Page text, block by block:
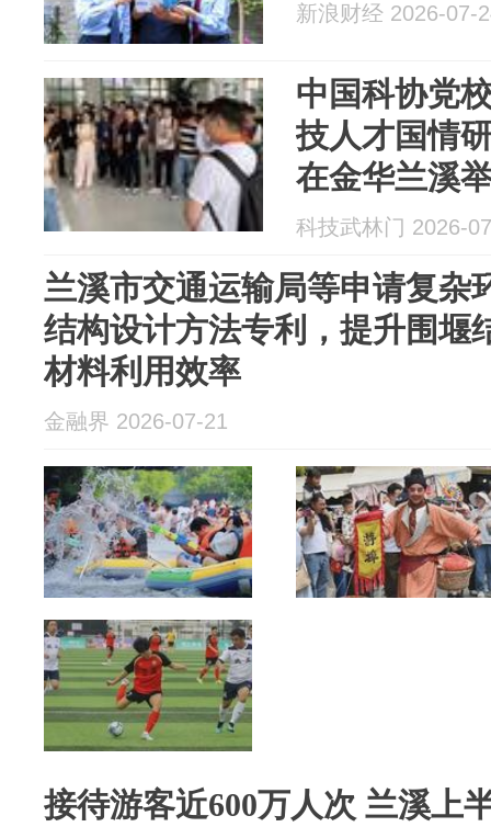
新浪财经 2026-07-
中国科协党
技人才国情
在金华兰溪
科技武林门 2026-
兰溪市交通运输局等申请复杂
结构设计方法专利，提升围堰
材料利用效率
金融界 2026-07-21
接待游客近600万人次 兰溪上半年文旅市场“热力